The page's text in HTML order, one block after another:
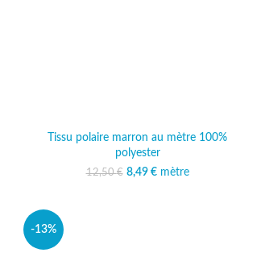
Tissu polaire marron au mètre 100%
polyester
12,50€
Le prix initial était :
8,49 € Le prix actuel est :
mètre
-13%